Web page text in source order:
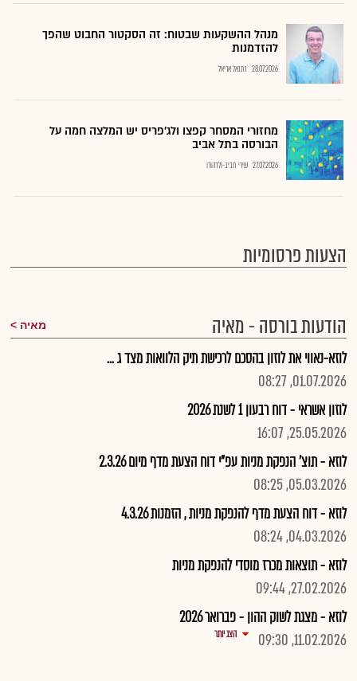
מנהל ההשקעות שבטוח: זה הסקטור החבוט שהפך
להזדמנות
28.07.2026 נתנאל אריאל
מחזורי המסחר קפצו ולג'פריס יש המלצה חמה על
הבורסה בתל אביב
27.07.2026 שירי חביב-ולדהורן
הצעות פרסומיות
הודעות בורסה - מאיה מאיה
לוזא-נאווי את לוזון בהסכם לרכישת תיק הלוואות מצד ג ...
01.07.2026, 08:27
לוזון אשראי - דוח רבעון 1 לשנת 2026
25.05.2026, 16:07
לוזא - תוצ' הנפקת מניות עפ"י דוח הצעת מדף מיום 2.3.26
05.03.2026, 08:25
לוזא - דוח הצעת מדף להנפקת מניות , הזמנות 4.3.26
04.03.2026, 08:24
לוזא - תוצאות מכרז מוסדי להנפקת מניות
27.02.2026, 09:44
לוזא - מצגת לשוק ההון - פברואר 2026
11.02.2026, 09:30
הצג יותר